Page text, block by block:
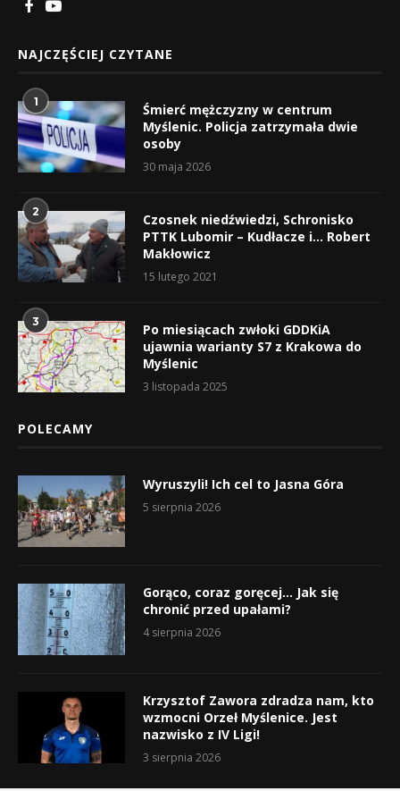
NAJCZĘŚCIEJ CZYTANE
1
Śmierć mężczyzny w centrum
Myślenic. Policja zatrzymała dwie
osoby
30 maja 2026
2
Czosnek niedźwiedzi, Schronisko
PTTK Lubomir – Kudłacze i… Robert
Makłowicz
15 lutego 2021
3
Po miesiącach zwłoki GDDKiA
ujawnia warianty S7 z Krakowa do
Myślenic
3 listopada 2025
POLECAMY
Wyruszyli! Ich cel to Jasna Góra
5 sierpnia 2026
Gorąco, coraz goręcej… Jak się
chronić przed upałami?
4 sierpnia 2026
Krzysztof Zawora zdradza nam, kto
wzmocni Orzeł Myślenice. Jest
nazwisko z IV Ligi!
3 sierpnia 2026